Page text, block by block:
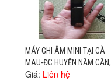
MÁY GHI ÂM MINI TẠI CÀ
MAU-ĐC HUYỆN NĂM CĂN,
GIAO NHANH
Giá: Liên hệ